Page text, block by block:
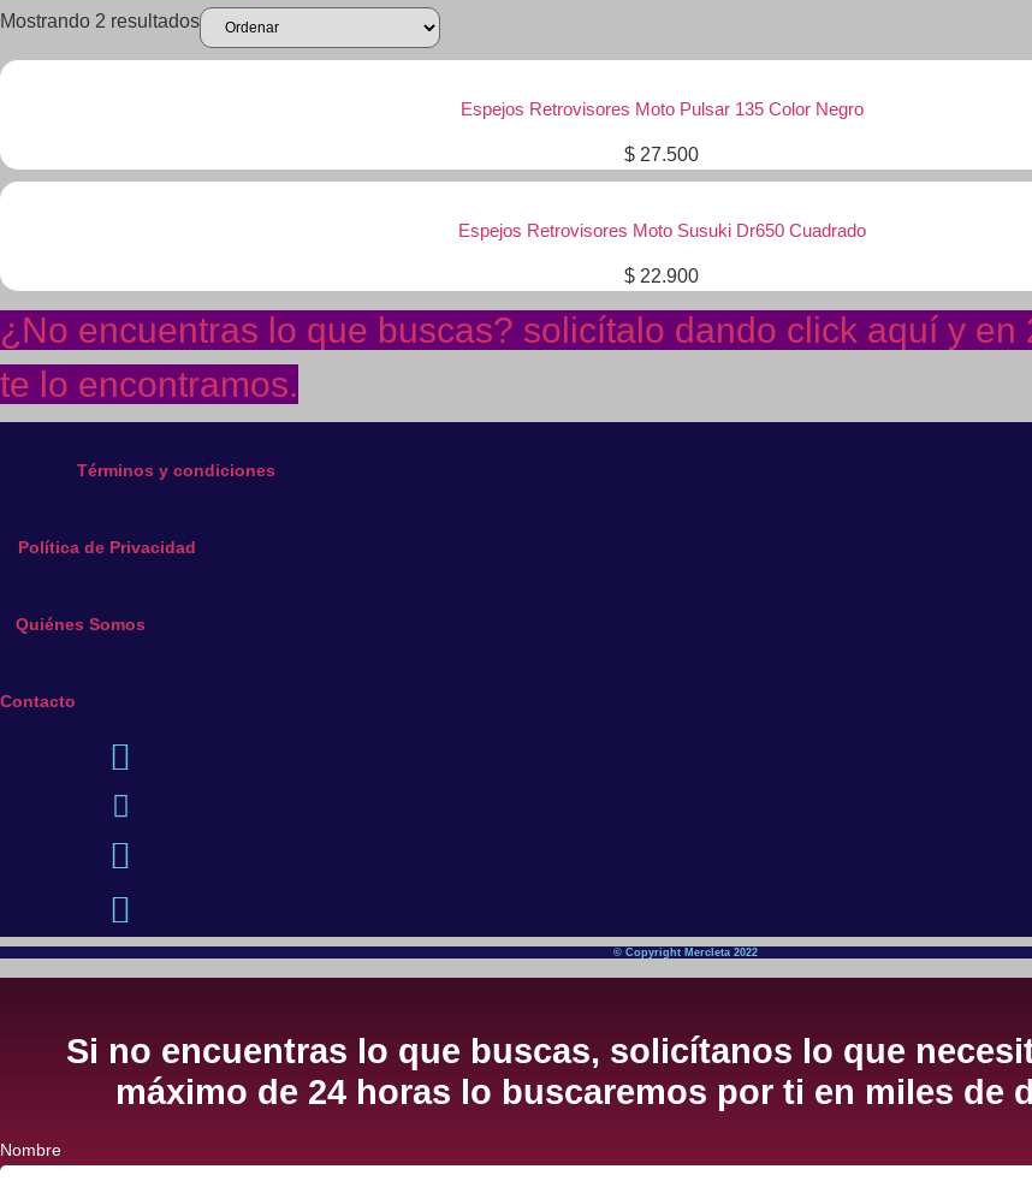
Mostrando 2 resultados
Espejos Retrovisores Moto Pulsar 135 Color Negro
$ 27.500
Espejos Retrovisores Moto Susuki Dr650 Cuadrado
$ 22.900
¿No encuentras lo que buscas? solicítalo dando click aquí y en
te lo encontramos.
Términos y condiciones
Política de Privacidad
Quiénes Somos
Contacto
© Copyright Mercleta 2022
Si no encuentras lo que buscas, solicítanos lo que
máximo de 24 horas lo buscaremos por ti en miles de
Nombre